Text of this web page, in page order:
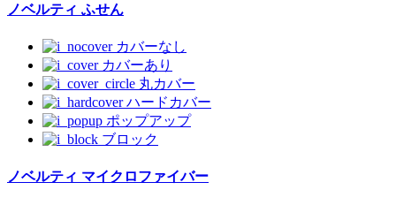
ノベルティ ふせん
カバーなし
カバーあり
丸カバー
ハードカバー
ポップアップ
ブロック
ノベルティ マイクロファイバー